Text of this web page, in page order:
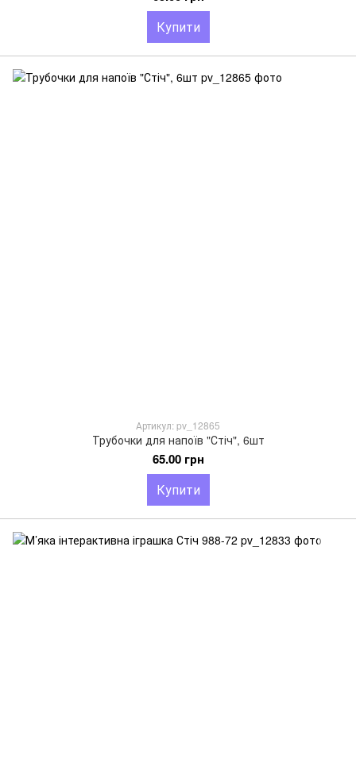
Купити
Артикул: pv_12865
Трубочки для напоїв "Стіч", 6шт
65.00 грн
Купити